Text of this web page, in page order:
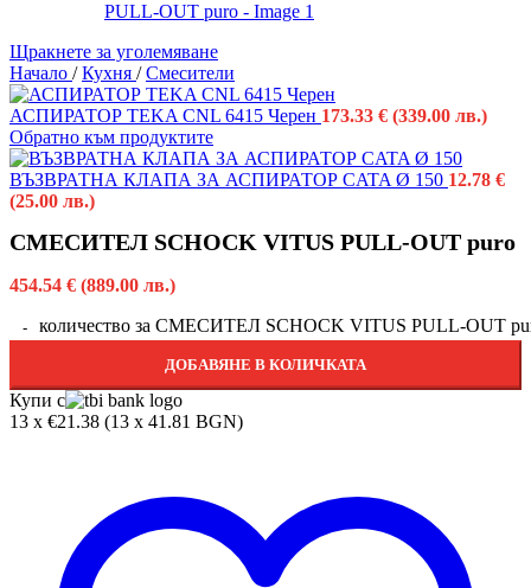
Щракнете за уголемяване
Начало / Кухня / Смесители
АСПИРАТОР TEKA CNL 6415 Черен 173.33 € (339.00 лв.)
Обратно към продуктите
ВЪЗВРАТНА КЛАПА ЗА АСПИРАТОР CATA Ø 150 12.78 €
(25.00 лв.)
СМЕСИТЕЛ SCHOCK VITUS PULL-OUT puro
454.54 € (889.00 лв.)
количество за СМЕСИТЕЛ SCHOCK VITUS PULL-OUT
ДОБАВЯНЕ В КОЛИЧКАТА
Купи с
13 x €21.38 (13 x 41.81 BGN)